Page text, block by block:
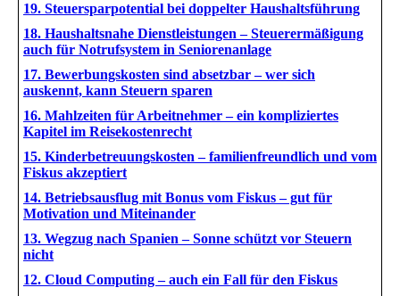
19. Steuersparpotential bei doppelter Haushaltsführung
18. Haushaltsnahe Dienstleistungen – Steuerermäßigung
auch für Notrufsystem in Seniorenanlage
17. Bewerbungskosten sind absetzbar – wer sich
auskennt, kann Steuern sparen
16. Mahlzeiten für Arbeitnehmer – ein kompliziertes
Kapitel im Reisekostenrecht
15. Kinderbetreuungskosten – familienfreundlich und vom
Fiskus akzeptiert
14. Betriebsausflug mit Bonus vom Fiskus – gut für
Motivation und Miteinander
13. Wegzug nach Spanien – Sonne schützt vor Steuern
nicht
12. Cloud Computing – auch ein Fall für den Fiskus